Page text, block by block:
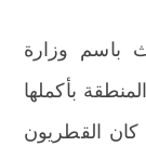
باسم وزارة
بأكملها
القطريون